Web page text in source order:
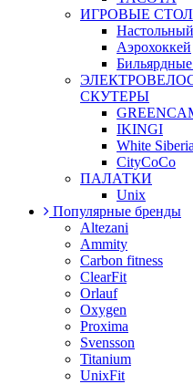
ИГРОВЫЕ
Аэрохоккей
СКУТЕРЫ
IKINGI
White Siberia
CityCoCo
ПАЛАТКИ
Unix
Популярные бренды
Altezani
Ammity
Carbon fitness
ClearFit
Orlauf
Oxygen
Proxima
Svensson
Titanium
UnixFit